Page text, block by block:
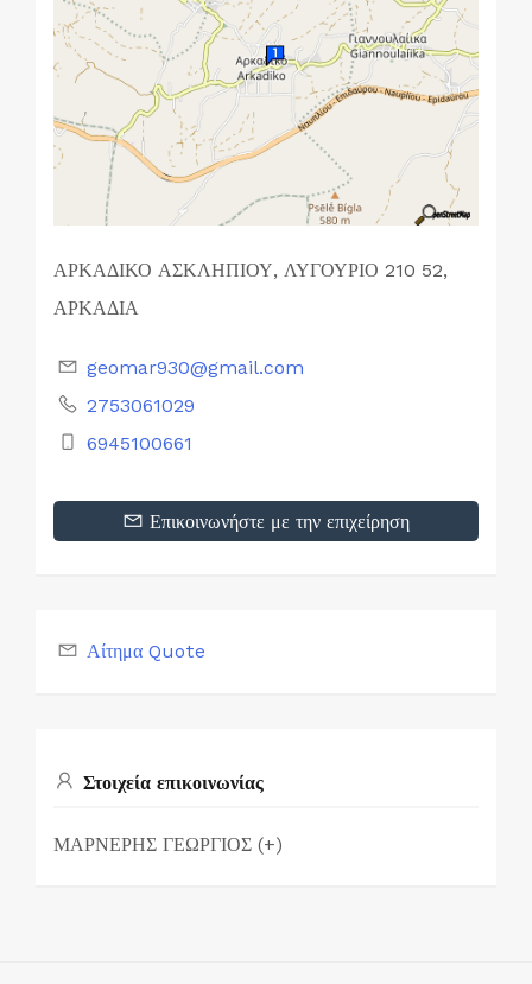
ΑΡΚΑΔΙΚΟ ΑΣΚΛΗΠΙΟΥ, ΛΥΓΟΥΡΙΟ 210 52,
ΑΡΚΑΔΙΑ
geomar930@gmail.com
2753061029
6945100661
Επικοινωνήστε με την επιχείρηση
Αίτημα Quote
Στοιχεία επικοινωνίας
ΜΑΡΝΕΡΗΣ ΓΕΩΡΓΙΟΣ (+)